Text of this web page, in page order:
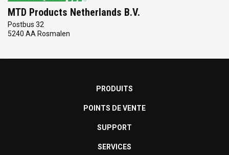
MTD Products Netherlands B.V.
Postbus 32
5240 AA Rosmalen
PRODUITS
POINTS DE VENTE
SUPPORT
SERVICES